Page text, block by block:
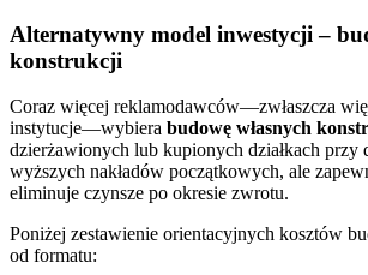
Alternatywny model inwestycji –
konstrukcji
Coraz więcej reklamodawców—zwłaszcza
instytucje—wybiera budowę własnych
dzierżawionych lub kupionych działkach przy
wyższych nakładów początkowych, ale
eliminuje czynsze po okresie zwrotu.
Poniżej zestawienie orientacyjnych kosztów
od formatu: